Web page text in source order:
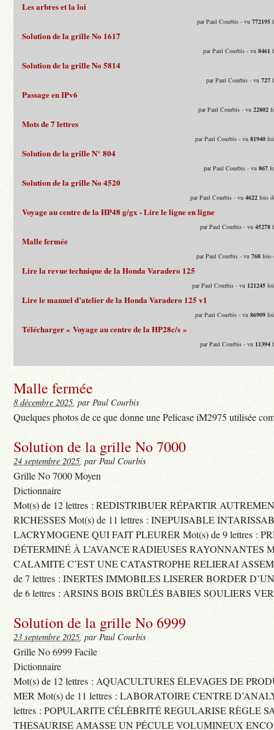
Les arbres et la loi
par Paul Courbis - vu772195
Solution de la grille No 1617
par Paul Courbis - vu8461
Solution de la grille No 5814
par Paul Courbis - vu727
Passage en IPv6
par Paul Courbis - vu22802
Mots de 7 lettres
par Paul Courbis - vu81940
Solution de la grille N° 804
par Paul Courbis - vu867
Solution de la grille No 4520
par Paul Courbis - vu4622 fois
Voyage au centre de la HP48 g/gx - Lire le ligne en ligne
par Paul Courbis - vu45278
Malle fermée
par Paul Courbis - vu768 fois
Lire la revue technique de la Honda Varadero 125
par Paul Courbis - vu 121245
Lire le manuel d’atelier de la Honda Varadero 125 v1
par Paul Courbis - vu86909
Télécharger « Voyage au centre de la HP28c/s »
par Paul Courbis - vu 11394
Malle fermée
8 décembre 2025, par Paul Courbis
Quelques photos de ce que donne une Pelicase iM2975 utilisée
Solution de la grille No 7000
24 septembre 2025, par Paul Courbis
Grille No 7000 Moyen
Dictionnaire
Mot(s) de 12 lettres : REDISTRIBUER RÉPARTIR
RICHESSES Mot(s) de 11 lettres : INEPUISABLE
LACRYMOGENE QUI FAIT PLEURER Mot(s) de 9 lettres :
DÉTERMINÉ À L’AVANCE RADIEUSES RAYONNANTES
CALAMITE C’EST UNE CATASTROPHE RELIERAI
de 7 lettres : INERTES IMMOBILES LISERER BORDER
de 6 lettres : ARSINS BOIS BRÛLÉS BABIES SOULIERS
Solution de la grille No 6999
23 septembre 2025, par Paul Courbis
Grille No 6999 Facile
Dictionnaire
Mot(s) de 12 lettres : AQUACULTURES ÉLEVAGES DE
MER Mot(s) de 11 lettres : LABORATOIRE CENTRE
lettres : POPULARITE CÉLÉBRITÉ REGULARISE RÈGLE
THESAURISE AMASSE UN PÉCULE VOLUMINEUX